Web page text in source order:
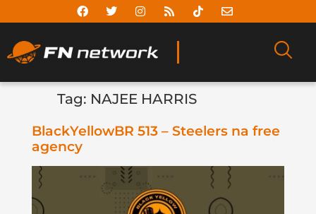
Tag: NAJEE HARRIS
BlackYellowBR 513 – Steelers na free
agency